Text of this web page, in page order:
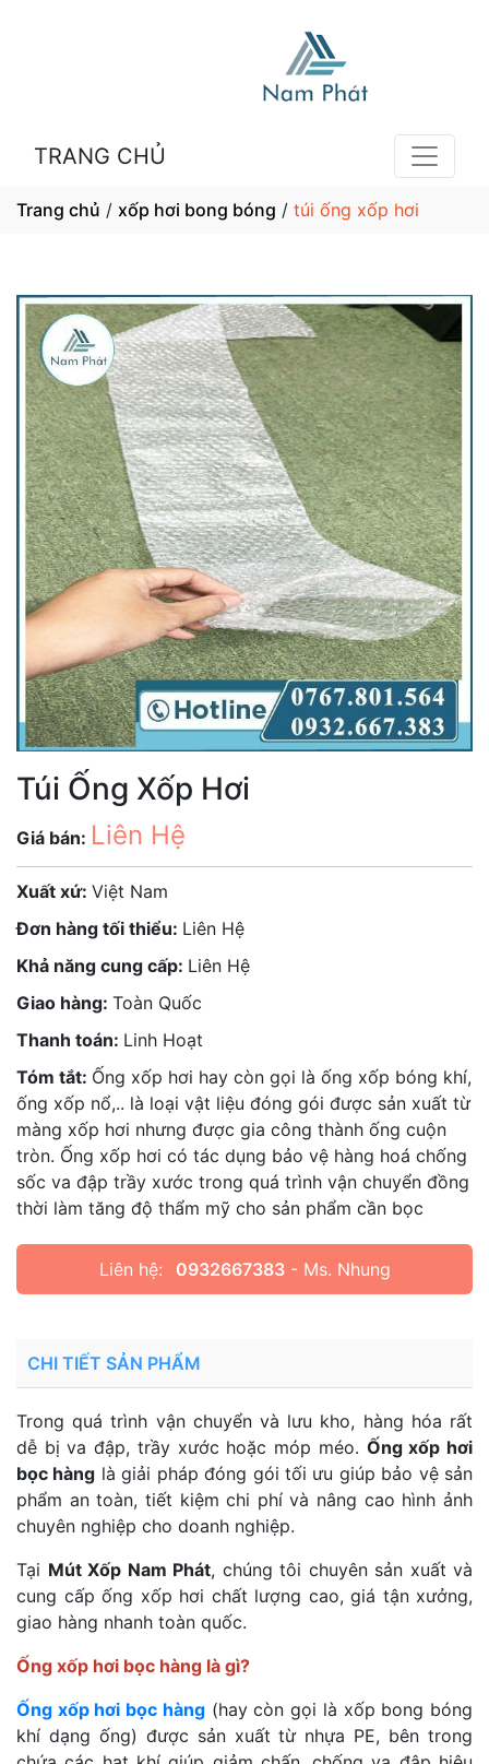
TRANG CHỦ
Trang chủ / xốp hơi bong bóng / túi ống xốp hơi
Túi Ống Xốp Hơi
Giá bán: Liên Hệ
Xuất xứ: Việt Nam
Đơn hàng tối thiểu: Liên Hệ
Khả năng cung cấp: Liên Hệ
Giao hàng: Toàn Quốc
Thanh toán: Linh Hoạt
Tóm tắt: Ống xốp hơi hay còn gọi là ống xốp bóng khí,
ống xốp nổ,.. là loại vật liệu đóng gói được sản xuất từ
màng xốp hơi nhưng được gia công thành ống cuộn
tròn. Ống xốp hơi có tác dụng bảo vệ hàng hoá chống
sốc va đập trầy xước trong quá trình vận chuyển đồng
thời làm tăng độ thẩm mỹ cho sản phẩm cần bọc
Liên hệ: 0932667383- Ms. Nhung
CHI TIẾT SẢN PHẨM
Trong quá trình vận chuyển và lưu kho, hàng hóa rất
dễ bị va đập, trầy xước hoặc móp méo. Ống xốp hơi
bọc hàng là giải pháp đóng gói tối ưu giúp bảo vệ sản
phẩm an toàn, tiết kiệm chi phí và nâng cao hình ảnh
chuyên nghiệp cho doanh nghiệp.
Tại Mút Xốp Nam Phát, chúng tôi chuyên sản xuất và
cung cấp ống xốp hơi chất lượng cao, giá tận xưởng,
giao hàng nhanh toàn quốc.
Ống xốp hơi bọc hàng là gì?
Ống xốp hơi bọc hàng(hay còn gọi là xốp bong bóng
khí dạng ống) được sản xuất từ nhựa PE, bên trong